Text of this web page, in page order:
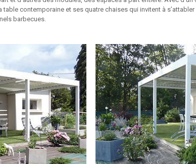
contemporaine et ses quatre chaises qui invitent à
barbecues.